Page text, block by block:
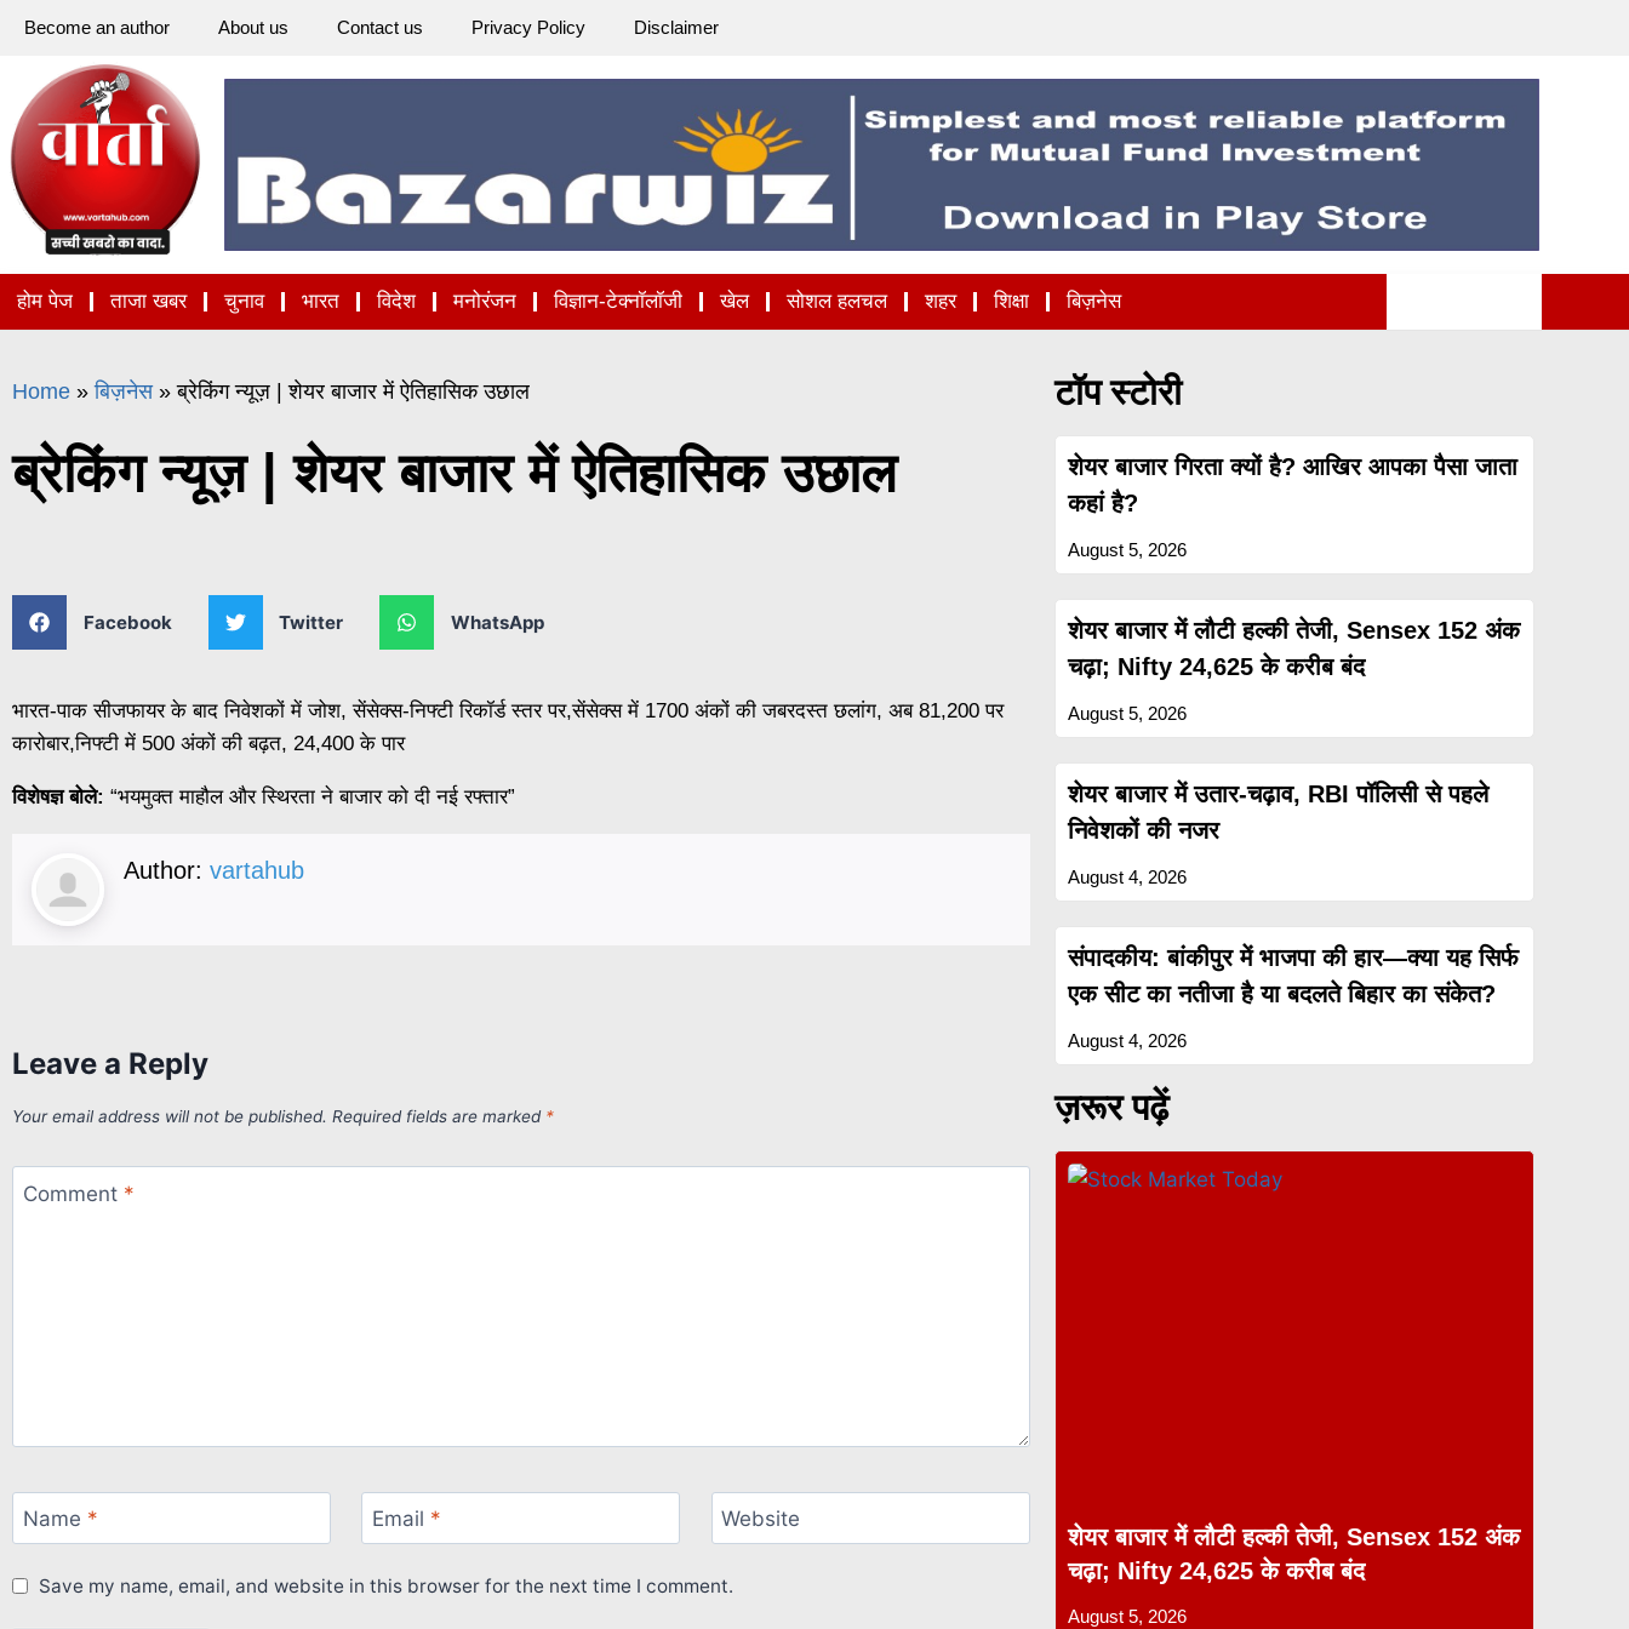
Become an author About us Contact us Privacy Policy Disclaimer
होम पेज ताजा खबर चुनाव भारत विदेश मनोरंजन विज्ञान-टेक्नॉलॉजी खेल सोशल हलचल शहर शिक्षा बिज़नेस
Home » बिज़नेस » ब्रेकिंग न्यूज़ | शेयर बाजार में ऐतिहासिक उछाल
ब्रेकिंग न्यूज़ | शेयर बाजार में ऐतिहासिक उछाल
Facebook Twitter WhatsApp
भारत-पाक सीजफायर के बाद निवेशकों में जोश, सेंसेक्स-निफ्टी रिकॉर्ड स्तर पर,सेंसेक्स में 1700 अंकों की जबरदस्त छलांग, अब 81,200 पर
कारोबार,निफ्टी में 500 अंकों की बढ़त, 24,400 के पार
विशेषज्ञ बोले: “भयमुक्त माहौल और स्थिरता ने बाजार को दी नई रफ्तार”
Author: vartahub
Leave a Reply
Your email address will not be published. Required fields are marked *
Comment *
Name * Email * Website
Save my name, email, and website in this browser for the next time I comment.
टॉप स्टोरी
शेयर बाजार गिरता क्यों है? आखिर आपका पैसा जाता
कहां है?
August 5, 2026
शेयर बाजार में लौटी हल्की तेजी, Sensex 152 अंक
चढ़ा; Nifty 24,625 के करीब बंद
August 5, 2026
शेयर बाजार में उतार-चढ़ाव, RBI पॉलिसी से पहले
निवेशकों की नजर
August 4, 2026
संपादकीय: बांकीपुर में भाजपा की हार—क्या यह सिर्फ
एक सीट का नतीजा है या बदलते बिहार का संकेत?
August 4, 2026
ज़रूर पढ़ें
शेयर बाजार में लौटी हल्की तेजी, Sensex 152 अंक
चढ़ा; Nifty 24,625 के करीब बंद
August 5, 2026